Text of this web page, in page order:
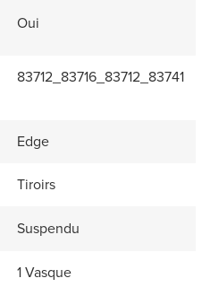
Oui
83712_83716_83712_83741
Edge
Tiroirs
Suspendu
1 Vasque